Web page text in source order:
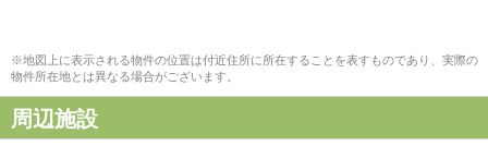
※地図上に表示される物件の位置は付近住所に所在することを表すものであり、実際の
物件所在地とは異なる場合がございます。
周辺施設